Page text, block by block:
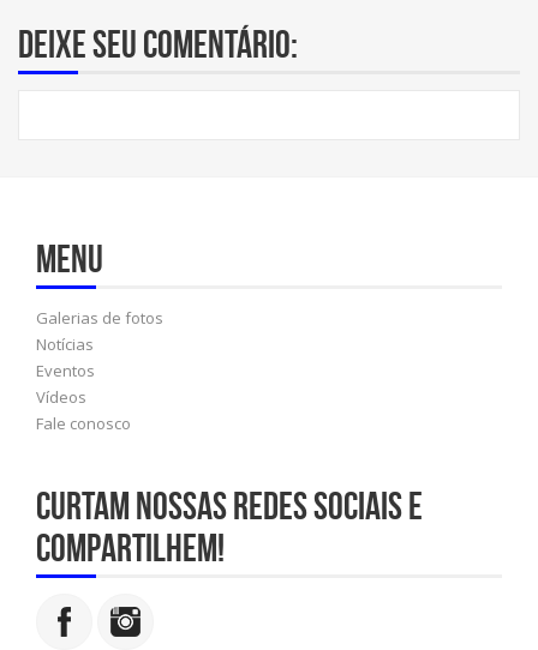
Deixe seu comentário:
Menu
Galerias de fotos
Notícias
Eventos
Vídeos
Fale conosco
Curtam nossas redes sociais e
compartilhem!